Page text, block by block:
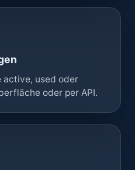
active, used oder
oder per API.